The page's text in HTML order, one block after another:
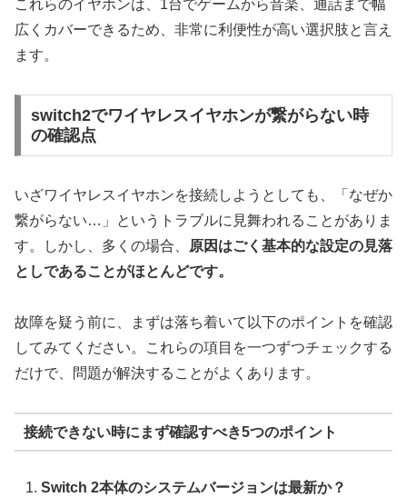
これらのイヤホンは、 1台でゲームから音楽、通話まで幅
広くカバーできるため、非常に利便性が高い選択肢と言え
ます。
switch2でワイヤレスイヤホンが繋がらない時
の確認点
いざワイヤレスイヤホンを接続しようとしても、「なぜか
繋がらない…」というトラブルに見舞われることがありま
す。しかし、多くの場合、
原因はごく基本的な設定の見落
としであることがほとんどです。
故障を疑う前に、まずは落ち着いて以下のポイントを確認
してみてください。これらの項目を一つずつチェックする
だけで、問題が解決することがよくあります。
接続できない時にまず確認すべき5つのポイント
Switch 2本体のシステムバージョンは最新か？